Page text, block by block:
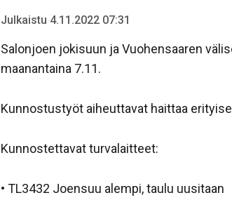
Julkaistu 4.11.2022 07:31
Salonjoen jokisuun ja Vuohensaaren
maanantaina 7.11.
Kunnostustyöt aiheuttavat haittaa
Kunnostettavat turvalaitteet:
• TL3432 Joensuu alempi, taulu uusitaan